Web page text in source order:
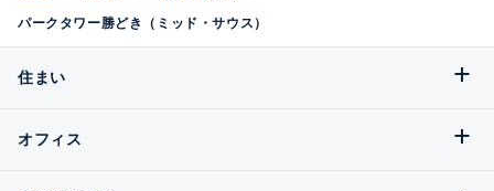
パークタワー勝どき（ミッド・サウス）
住まい
オフィス